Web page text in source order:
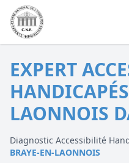
EXPERT
LAONNOIS
Diagnostic Accessibilité
BRAYE-EN-LAONNOIS